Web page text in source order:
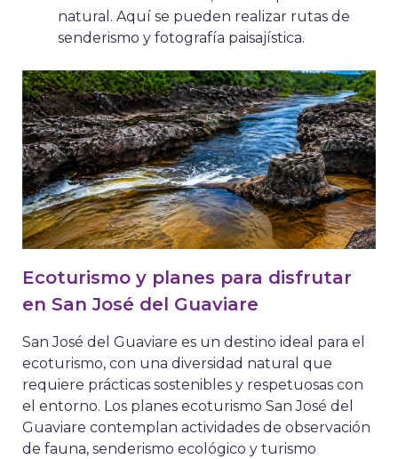
natural. Aquí se pueden realizar rutas de
senderismo y fotografía paisajística.
Ecoturismo y planes para disfrutar
en San José del Guaviare
San José del Guaviare es un destino ideal para el
ecoturismo, con una diversidad natural que
requiere prácticas sostenibles y respetuosas con
el entorno. Los planes ecoturismo San José del
Guaviare contemplan actividades de observación
de fauna, senderismo ecológico y turismo